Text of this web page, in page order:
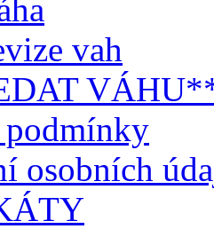
vah
osobních